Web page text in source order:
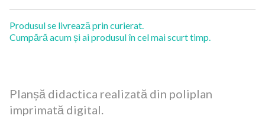
Produsul se livrează prin curierat.
Cumpără acum și ai produsul în cel mai scurt timp.
Planșă didactica realizată din poliplan
imprimată digital.